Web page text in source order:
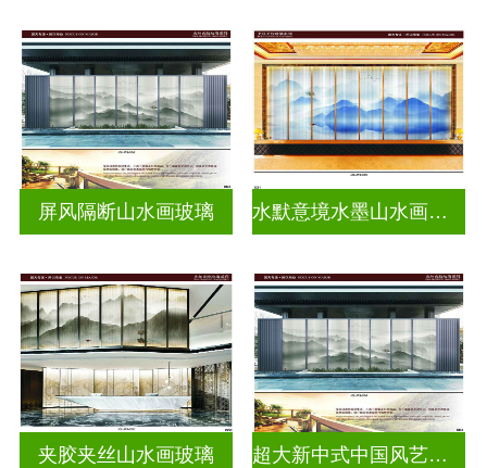
屏风隔断山水画玻璃 水默意境水墨山水画玻璃
夹胶夹丝山水画玻璃 超大新中式中国风艺术水墨画玻璃